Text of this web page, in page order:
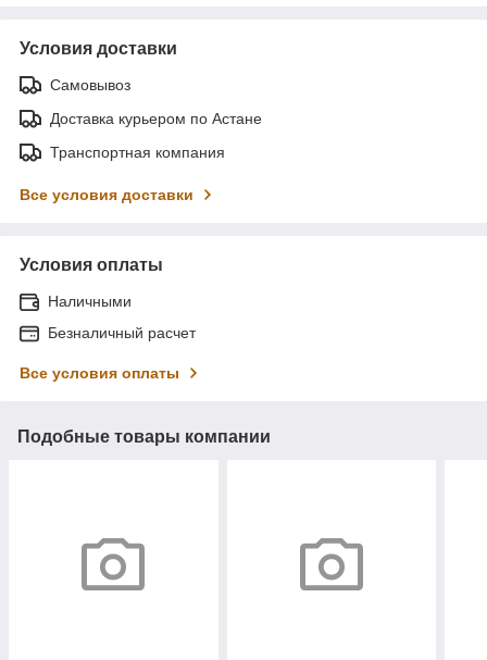
Условия доставки
Самовывоз
Доставка курьером по Астане
Транспортная компания
Все условия доставки
Условия оплаты
Наличными
Безналичный расчет
Все условия оплаты
Подобные товары компании